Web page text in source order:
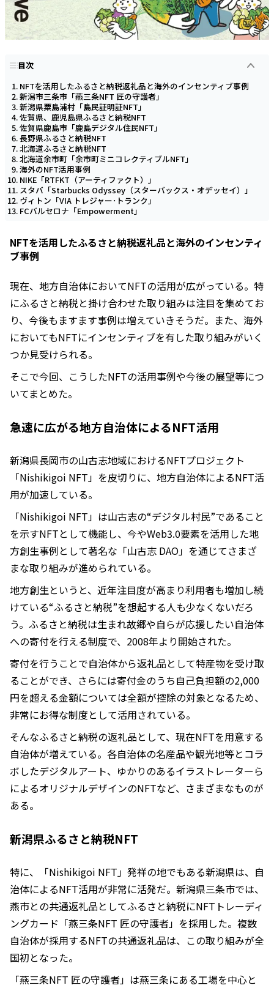
目次
NFTを活用したふるさと納税返礼品と海外のインセンティブ事例
新潟市三条市「燕三条NFT 匠の守護者」
新潟県粟島浦村「島民証明証NFT」
佐賀県、鹿児島県ふるさと納税NFT
佐賀県鹿島市「鹿島デジタル住民NFT」
長野県ふるさと納税NFT
北海道ふるさと納税NFT
北海道余市町「余市町ミニコレクティブルNFT」
海外のNFT活用事例
NIKE「RTFKT（アーティファクト）」
スタバ「Starbucks Odyssey（スターバックス・オデッセイ）」
ヴィトン「VIA トレジャー･トランク」
FCバルセロナ「Empowerment」
NFTを活用したふるさと納税返礼品と海外のインセンティ
ブ事例
現在、地方自治体においてNFTの活用が広がっている。特
にふるさと納税と掛け合わせた取り組みは注目を集めてお
り、今後もますます事例は増えていきそうだ。また、海外
においてもNFTにインセンティブを有した取り組みがいく
つか見受けられる。
そこで今回、こうしたNFTの活用事例や今後の展望等につ
いてまとめた。
急速に広がる地方自治体によるNFT活用
新潟県長岡市の山古志地域におけるNFTプロジェクト
「Nishikigoi NFT」を皮切りに、地方自治体によるNFT活
用が加速している。
「Nishikigoi NFT」は山古志の“デジタル村民”であること
を示すNFTとして機能し、今やWeb3.0要素を活用した地
方創生事例として著名な「山古志 DAO」を通じてさまざ
まな取り組みが進められている。
地方創生というと、近年注目度が高まり利用者も増加し続
けている“ふるさと納税”を想起する人も少なくないだろ
う。ふるさと納税は生まれ故郷や自らが応援したい自治体
への寄付を行える制度で、2008年より開始された。
寄付を行うことで自治体から返礼品として特産物を受け取
ることができ、さらには寄付金のうち自己負担額の2,000
円を超える金額については全額が控除の対象となるため、
非常にお得な制度として活用されている。
そんなふるさと納税の返礼品として、現在NFTを用意する
自治体が増えている。各自治体の名産品や観光地等とコラ
ボしたデジタルアート、ゆかりのあるイラストレーターら
によるオリジナルデザインのNFTなど、さまざまなものが
ある。
新潟県ふるさと納税NFT
特に、「Nishikigoi NFT」発祥の地でもある新潟県は、自
治体によるNFT活用が非常に活発だ。新潟県三条市では、
燕市との共通返礼品としてふるさと納税にNFTトレーディ
ングカード「燕三条NFT 匠の守護者」を採用した。複数
自治体が採用するNFTの共通返礼品は、この取り組みが全
国初となった。
「燕三条NFT 匠の守護者」は燕三条にある工場を中心と